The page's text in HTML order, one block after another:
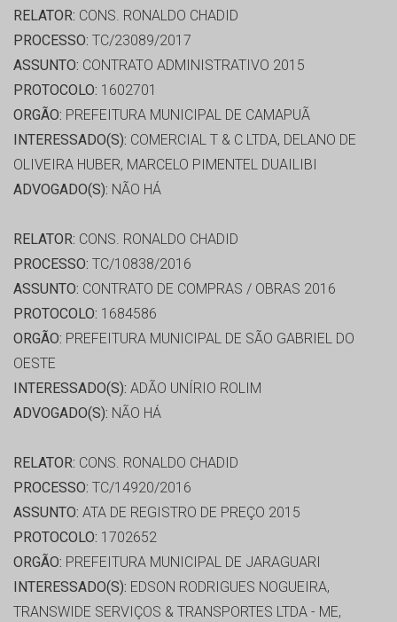
RELATOR: CONS. RONALDO CHADID
PROCESSO: TC/23089/2017
ASSUNTO: CONTRATO ADMINISTRATIVO 2015
PROTOCOLO: 1602701
ORGÃO: PREFEITURA MUNICIPAL DE CAMAPUÃ
INTERESSADO(S): COMERCIAL T & C LTDA, DELANO DE
OLIVEIRA HUBER, MARCELO PIMENTEL DUAILIBI
ADVOGADO(S): NÃO HÁ
RELATOR: CONS. RONALDO CHADID
PROCESSO: TC/10838/2016
ASSUNTO: CONTRATO DE COMPRAS / OBRAS 2016
PROTOCOLO: 1684586
ORGÃO: PREFEITURA MUNICIPAL DE SÃO GABRIEL DO
OESTE
INTERESSADO(S): ADÃO UNÍRIO ROLIM
ADVOGADO(S): NÃO HÁ
RELATOR: CONS. RONALDO CHADID
PROCESSO: TC/14920/2016
ASSUNTO: ATA DE REGISTRO DE PREÇO 2015
PROTOCOLO: 1702652
ORGÃO: PREFEITURA MUNICIPAL DE JARAGUARI
INTERESSADO(S): EDSON RODRIGUES NOGUEIRA,
TRANSWIDE SERVIÇOS & TRANSPORTES LTDA - ME,